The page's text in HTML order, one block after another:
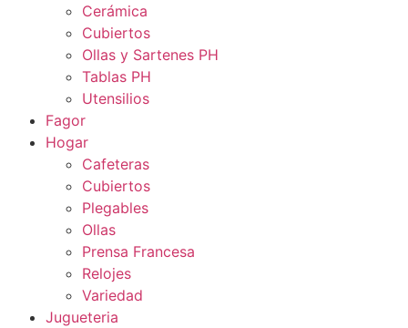
Cerámica
Cubiertos
Ollas y Sartenes PH
Tablas PH
Utensilios
Fagor
Hogar
Cafeteras
Cubiertos
Plegables
Ollas
Prensa Francesa
Relojes
Variedad
Jugueteria